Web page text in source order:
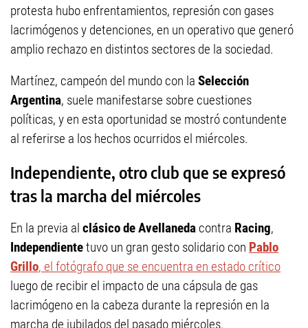
protesta hubo enfrentamientos, represión con gases
lacrimógenos y detenciones, en un operativo que generó
amplio rechazo en distintos sectores de la sociedad.
Martínez, campeón del mundo con la Selección
Argentina, suele manifestarse sobre cuestiones
políticas, y en esta oportunidad se mostró contundente
al referirse a los hechos ocurridos el miércoles.
Independiente, otro club que se expresó
tras la marcha del miércoles
En la previa al clásico de Avellaneda contra Racing,
Independientetuvo un gran gesto solidario con Pablo
Grillo, el fotógrafo que se encuentra en estado crítico
luego de recibir el impacto de una cápsula de gas
lacrimógeno en la cabeza durante la represión en la
marcha de jubilados del pasado miércoles.